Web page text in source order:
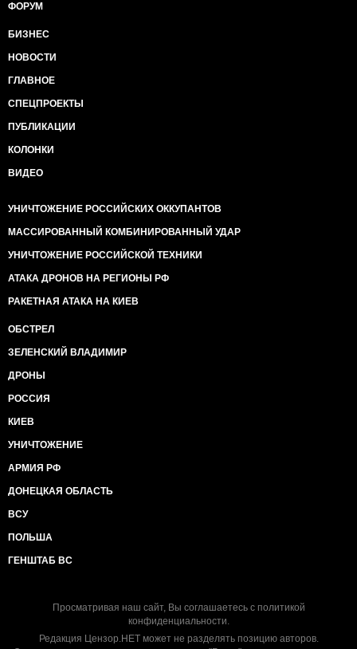
ФОРУМ
БИЗНЕС
НОВОСТИ
ГЛАВНОЕ
СПЕЦПРОЕКТЫ
ПУБЛИКАЦИИ
КОЛОНКИ
ВИДЕО
УНИЧТОЖЕНИЕ РОССИЙСКИХ ОККУПАНТОВ
МАССИРОВАННЫЙ КОМБИНИРОВАННЫЙ УДАР
УНИЧТОЖЕНИЕ РОССИЙСКОЙ ТЕХНИКИ
АТАКА ДРОНОВ НА РЕГИОНЫ РФ
РАКЕТНАЯ АТАКА НА КИЕВ
ОБСТРЕЛ
ЗЕЛЕНСКИЙ ВЛАДИМИР
ДРОНЫ
РОССИЯ
КИЕВ
УНИЧТОЖЕНИЕ
АРМИЯ РФ
ДОНЕЦКАЯ ОБЛАСТЬ
ВСУ
ПОЛЬША
ГЕНШТАБ ВС
Просматривая наш сайт, Вы соглашаетесь с политикой
конфиденциальности.
Редакция Цензор.НЕТ может не разделять позицию авторов.